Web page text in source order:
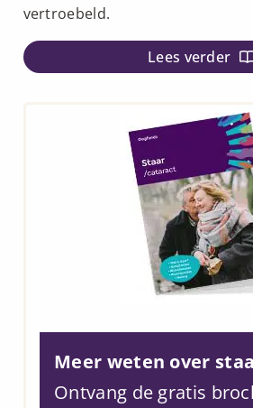
vertroebeld.
Lees verder
Meer weten over
Ontvang de gratis